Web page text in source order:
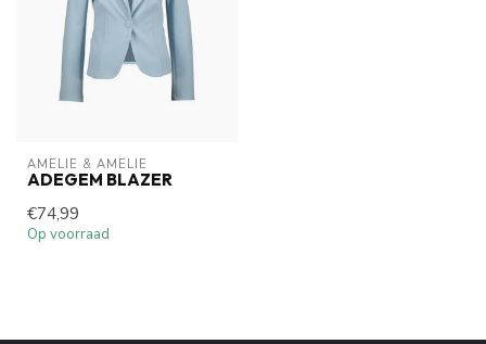
AMELIE & AMELIE
ADEGEM BLAZER
€74,99
Op voorraad